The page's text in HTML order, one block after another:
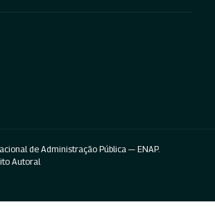
de Administração Pública — ENAP.
Autoral